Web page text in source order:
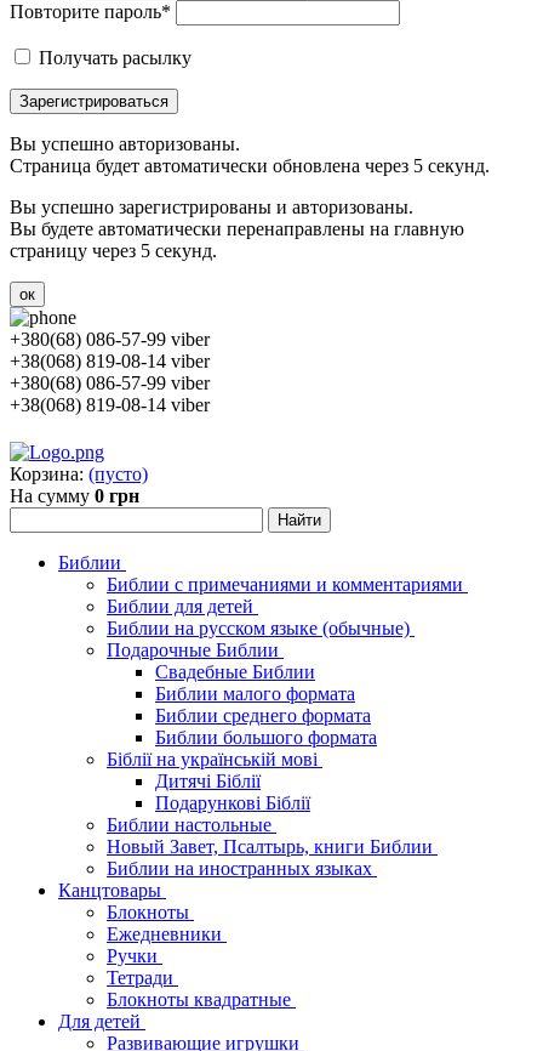
Повторите пароль*
Получать расылку
Зарегистрироваться
Вы успешно авторизованы.
Страница будет автоматически обновлена через 5 секунд.
Вы успешно зарегистрированы и авторизованы.
Вы будете автоматически перенаправлены на главную
страницу через 5 секунд.
ок
+380(68) 086-57-99 viber
+38(068) 819-08-14 viber
+380(68) 086-57-99 viber
+38(068) 819-08-14 viber
Корзина: (пусто)
На сумму 0 грн
Библии
Библии с примечаниями и комментариями
Библии для детей
Библии на русском языке (обычные)
Подарочные Библии
Свадебные Библии
Библии малого формата
Библии среднего формата
Библии большого формата
Біблії на українській мові
Дитячі Біблії
Подарункові Біблії
Библии настольные
Новый Завет, Псалтырь, книги Библии
Библии на иностранных языках
Канцтовары
Блокноты
Ежедневники
Ручки
Тетради
Блокноты квадратные
Для детей
Развивающие игрушки